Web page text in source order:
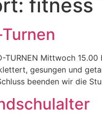
fitness
TURNEN Mittwoch
gesungen und
beenden wir die